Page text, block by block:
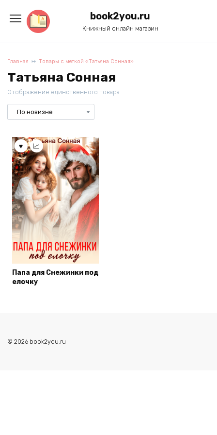
содержанию
book2you.ru
Книжный онлайн магазин
Главная Товары с меткой «Татьяна Сонная»
Татьяна Сонная
Отображение единственного товара
Папа для Снежинки под
елочку
© 2026 book2you.ru